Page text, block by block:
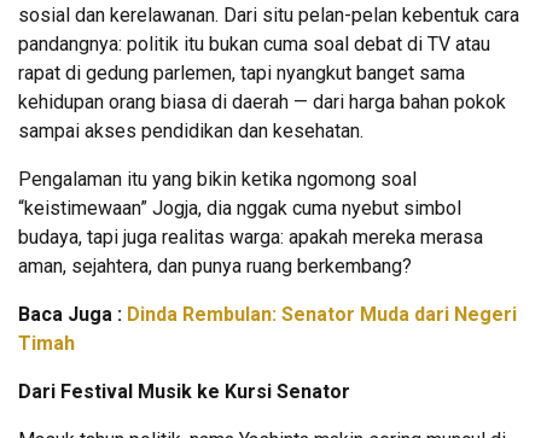
sosial dan kerelawanan. Dari situ pelan-pelan kebentuk cara
pandangnya: politik itu bukan cuma soal debat di TV atau
rapat di gedung parlemen, tapi nyangkut banget sama
kehidupan orang biasa di daerah — dari harga bahan pokok
sampai akses pendidikan dan kesehatan.
Pengalaman itu yang bikin ketika ngomong soal
“keistimewaan” Jogja, dia nggak cuma nyebut simbol
budaya, tapi juga realitas warga: apakah mereka merasa
aman, sejahtera, dan punya ruang berkembang?
Baca Juga : Dinda Rembulan: Senator Muda dari Negeri
Timah
Dari Festival Musik ke Kursi Senator